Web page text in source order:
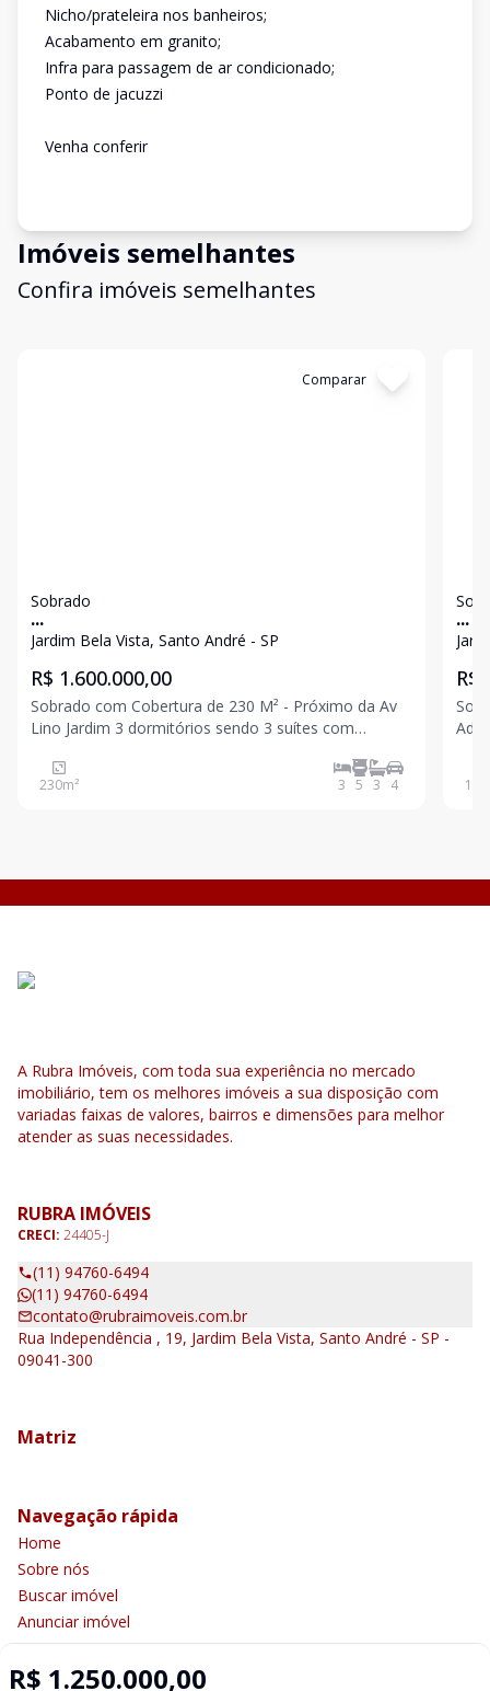
Nicho/prateleira nos banheiros;
Acabamento em granito;
Infra para passagem de ar condicionado;
Ponto de jacuzzi
Venha conferir
Imóveis semelhantes
Confira imóveis semelhantes
Comparar
Sobrado
...
Jardim Bela Vista, Santo André - SP
R$ 1.600.000,00
Sobrado com Cobertura de 230 M² - Próximo da Av
Lino Jardim 3 dormitórios sendo 3 suítes com
quintal , área de serviço, cobertura ampla
parcialmente coberta, lavabo, 4 vagas de garagem .
230m² 3 5 3 4
...
R$
Adolfo Bastos
125
R$ 1.250.000,00
A Rubra Imóveis, com toda sua experiência no mercado
imobiliário, tem os melhores imóveis a sua disposição com
variadas faixas de valores, bairros e dimensões para melhor
atender as suas necessidades.
RUBRA IMÓVEIS
CRECI: 24405-J
(11) 94760-6494
(11) 94760-6494
contato@rubraimoveis.com.br
Rua Independência , 19, Jardim Bela Vista, Santo André - SP -
09041-300
Matriz
Navegação rápida
Home
Sobre nós
Buscar imóvel
Anunciar imóvel
Contato